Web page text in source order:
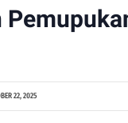
22, 2025